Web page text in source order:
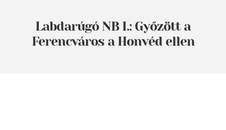
Labdarúgó NB I.: Győzött a
Ferencváros a Honvéd ellen